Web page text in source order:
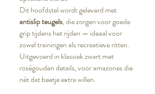
Dit hoofdstel wordt geleverd met
antislip teugels, die zorgen voor goede
grip tijdens het rijden — ideaal voor
zowel trainingen als recreatieve ritten.
Uitgevoerd in klassiek zwart met
roségouden details, voor amazones die
nét dat beetje extra willen.